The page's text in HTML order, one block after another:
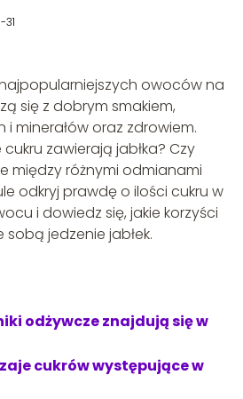
owoców na
się z dobrym smakiem,
minerałów oraz zdrowiem.
zawierają jabłka? Czy
między różnymi odmianami
odkryj prawdę o ilości cukru w
i dowiedz się, jakie korzyści
jedzenie jabłek.
odżywcze znajdują się w
cukrów występujące w